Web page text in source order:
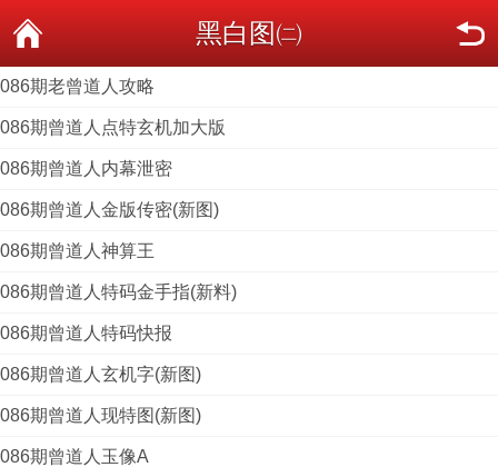
黑白图㈡
086期老曾道人攻略
086期曾道人点特玄机加大版
086期曾道人内幕泄密
086期曾道人金版传密(新图)
086期曾道人神算王
086期曾道人特码金手指(新料)
086期曾道人特码快报
086期曾道人玄机字(新图)
086期曾道人现特图(新图)
086期曾道人玉像A